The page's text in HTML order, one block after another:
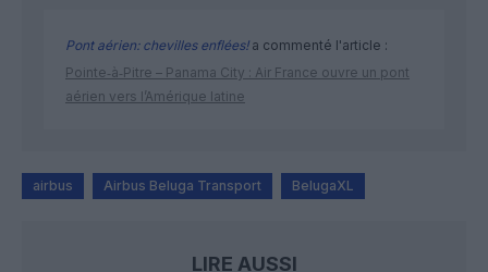
Pont aérien: chevilles enflées!a commenté l'article :
Pointe‑à‑Pitre – Panama City : Air France ouvre un pont
aérien vers l’Amérique latine
airbus Airbus Beluga Transport BelugaXL
LIRE AUSSI